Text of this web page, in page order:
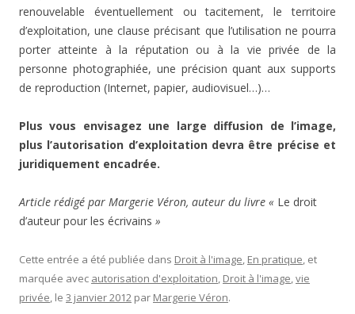
renouvelable éventuellement ou tacitement, le territoire
d’exploitation, une clause précisant que l’utilisation ne pourra
porter atteinte à la réputation ou à la vie privée de la
personne photographiée, une précision quant aux supports
de reproduction (Internet, papier, audiovisuel…)…
Plus vous envisagez une large diffusion de l’image,
plus l’autorisation d’exploitation devra être précise et
juridiquement encadrée.
Article rédigé par Margerie Véron, auteur du livre « Le droit
d’auteur pour les écrivains »
Cette entrée a été publiée dans Droit à l'image, En pratique, et
marquée avec autorisation d'exploitation, Droit à l'image,vie
privée, le 3 janvier 2012 par Margerie Véron.